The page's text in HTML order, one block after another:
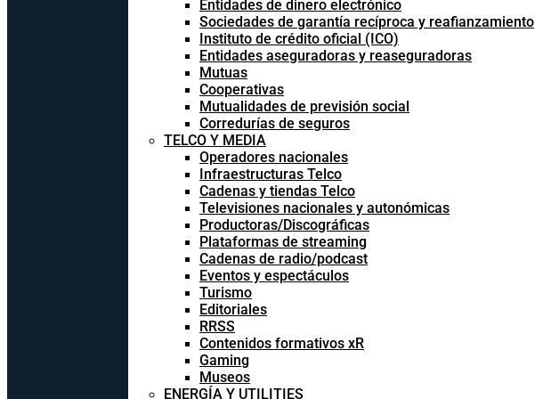
Entidades de dinero electrónico
Sociedades de garantía recíproca y reafianzamiento
Instituto de crédito oficial (ICO)
Entidades aseguradoras y reaseguradoras
Mutuas
Cooperativas
Mutualidades de previsión social
Corredurías de seguros
TELCO Y MEDIA
Operadores nacionales
Infraestructuras Telco
Cadenas y tiendas Telco
Televisiones nacionales y autonómicas
Productoras/Discográficas
Plataformas de streaming
Cadenas de radio/podcast
Eventos y espectáculos
Turismo
Editoriales
RRSS
Contenidos formativos xR
Gaming
Museos
ENERGÍA Y UTILITIES